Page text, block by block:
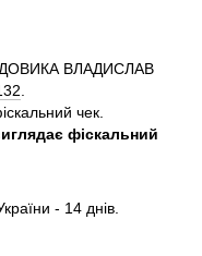
ВЛАДИСЛАВ
чек.
фіскальний
- 14 днів.